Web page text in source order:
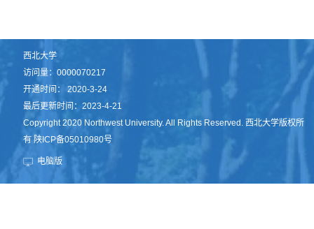
西北大学
访问量：0000070217
开通时间：2020-3-24
最后更新时间：2023-4-21
Copyright 2020 Northwest University. All Rights Reserved. 西北大学版权所
有 陕ICP备05010980号
电脑版